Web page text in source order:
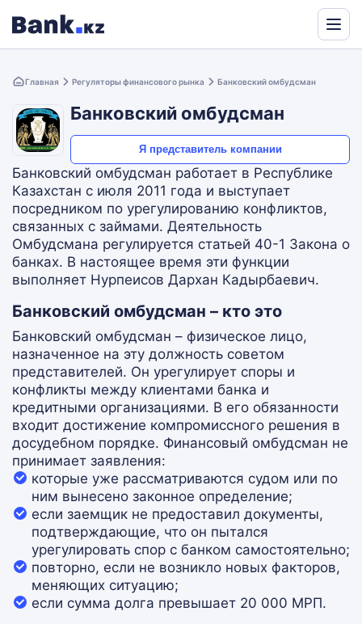
Translate
Главная Регуляторы финансового рынка Банковский омбудсман
Банковский омбудсман
Я представитель компании
Банковский омбудсман работает в Республике
Казахстан с июля 2011 года и выступает
посредником по урегулированию конфликтов,
связанных с займами. Деятельность
Омбудсмана регулируется статьей 40-1 Закона о
банках. В настоящее время эти функции
выполняет Нурпеисов Дархан Кадырбаевич.
Банковский омбудсман – кто это
Банковский омбудсман – физическое лицо,
назначенное на эту должность советом
представителей. Он урегулирует споры и
конфликты между клиентами банка и
кредитными организациями. В его обязанности
входит достижение компромиссного решения в
досудебном порядке. Финансовый омбудсман не
принимает заявления:
которые уже рассматриваются судом или по
ним вынесено законное определение;
если заемщик не предоставил документы,
подтверждающие, что он пытался
урегулировать спор с банком самостоятельно;
повторно, если не возникло новых факторов,
меняющих ситуацию;
если сумма долга превышает 20 000 МРП.